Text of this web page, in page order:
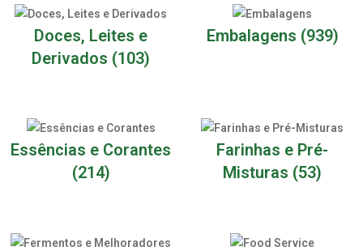
Doces, Leites e
Derivados (103)
Embalagens (939)
Essências e Corantes
(214)
Farinhas e Pré-
Misturas (53)